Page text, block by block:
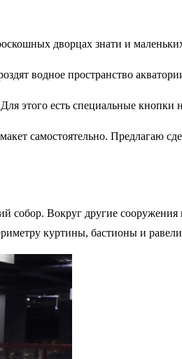
дворцах знати и
водное пространство
Для этого есть специальные кнопки
самостоятельно. Предлагаю
собор. Вокруг другие
куртины, бастионы и